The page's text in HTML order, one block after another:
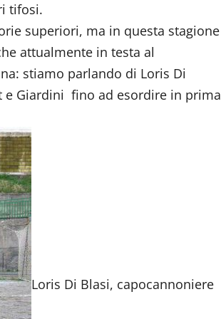
tifosi.
superiori, ma in questa stagione
attualmente in testa al
stiamo parlando di Loris Di
e Giardini fino ad esordire in prima
Loris Di Blasi, capocannoniere